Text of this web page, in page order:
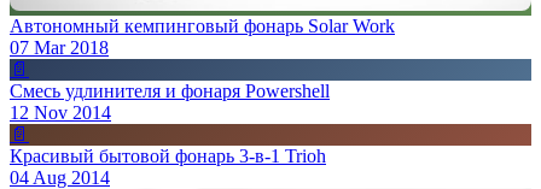
Автономный кемпинговый фонарь Solar Work
07 Mar 2018
📄
Смесь удлинителя и фонаря Powershell
12 Nov 2014
📄
Красивый бытовой фонарь 3-в-1 Trioh
04 Aug 2014